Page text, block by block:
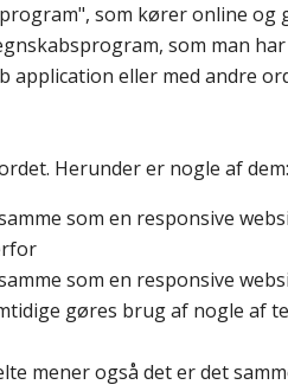
som kører online og
som man
application eller med andre
Herunder er nogle af dem:
som en responsive
som en responsive
gøres brug af nogle af
mener også det er det